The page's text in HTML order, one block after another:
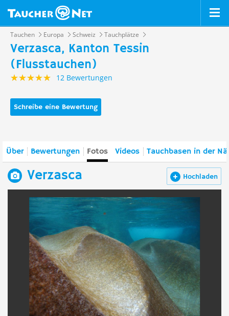
Tauchen Europa Schweiz Tauchplätze
Verzasca, Kanton Tessin
(Flusstauchen)
12 Bewertungen
Schreibe eine Bewertung
Über Bewertungen Fotos Videos Tauchbasen in der
Hochladen
Verzasca